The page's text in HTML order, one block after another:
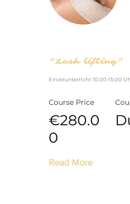
"Lash lifting"
Einzelunterricht 10.00-15:00
Course Price
€280.0
0
Read More